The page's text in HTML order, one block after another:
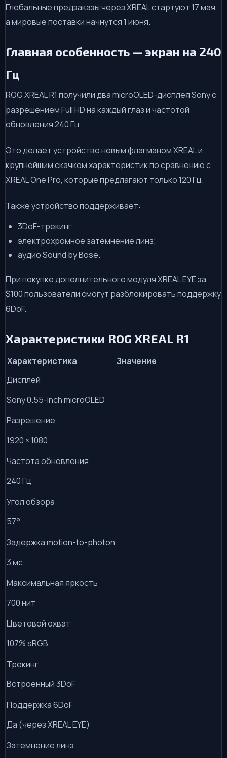
Глобальные предзаказы через XREAL стартуют 17 мая,
а мировые поставки начнутся 1 июня.
Главная особенность — экран на 240
Гц
ROG XREAL R1 получили два microOLED-дисплея Sony с
разрешением Full HD на каждый глаз и частотой
обновления 240 Гц.
Это делает устройство новым флагманом XREAL и
крупнейшим скачком характеристик по сравнению с
XREAL One Pro, которые предлагают только 120 Гц.
Также устройство поддерживает:
3DoF-трекинг;
электрохромное затемнение линз;
аудио Sound by Bose.
При покупке дополнительного модуля XREAL EYE за
$100 пользователи смогут разблокировать поддержку
6DoF.
Характеристики ROG XREAL R1
Характеристика
Значение
Дисплей
Sony 0.55-inch microOLED
Разрешение
1920 × 1080
Частота обновления
240 Гц
Угол обзора
57°
Задержка motion-to-photon
3 мс
Максимальная яркость
700 нит
Цветовой охват
107% sRGB
Трекинг
Встроенный 3DoF
Поддержка 6DoF
Да (через XREAL EYE)
Затемнение линз